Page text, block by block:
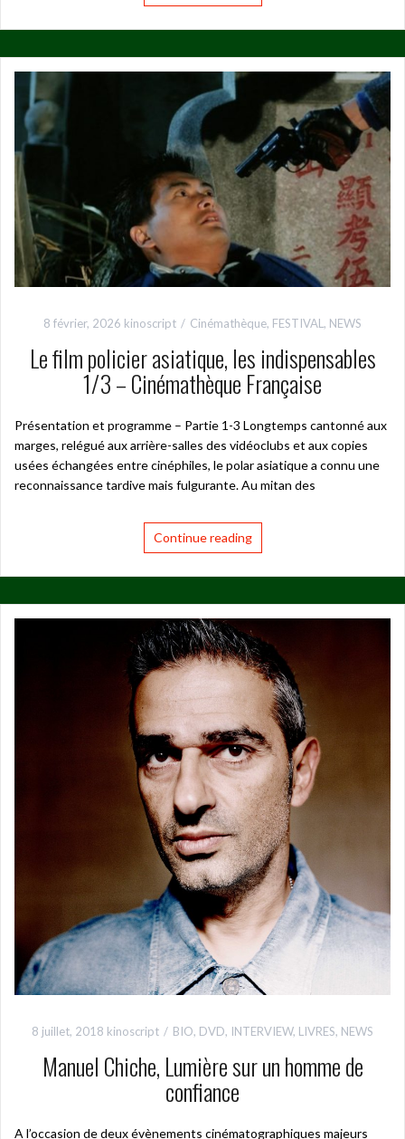
8 février, 2026 kinoscript Cinémathèque, FESTIVAL, NEWS
Le film policier asiatique, les indispensables
1/3 – Cinémathèque Française
Présentation et programme – Partie 1-3 Longtemps cantonné aux
marges, relégué aux arrière-salles des vidéoclubs et aux copies
usées échangées entre cinéphiles, le polar asiatique a connu une
reconnaissance tardive mais fulgurante. Au mitan des
Continue reading
8 juillet, 2018 kinoscript BIO, DVD, INTERVIEW, LIVRES, NEWS
Manuel Chiche, Lumière sur un homme de
confiance
A l’occasion de deux évènements cinématographiques majeurs